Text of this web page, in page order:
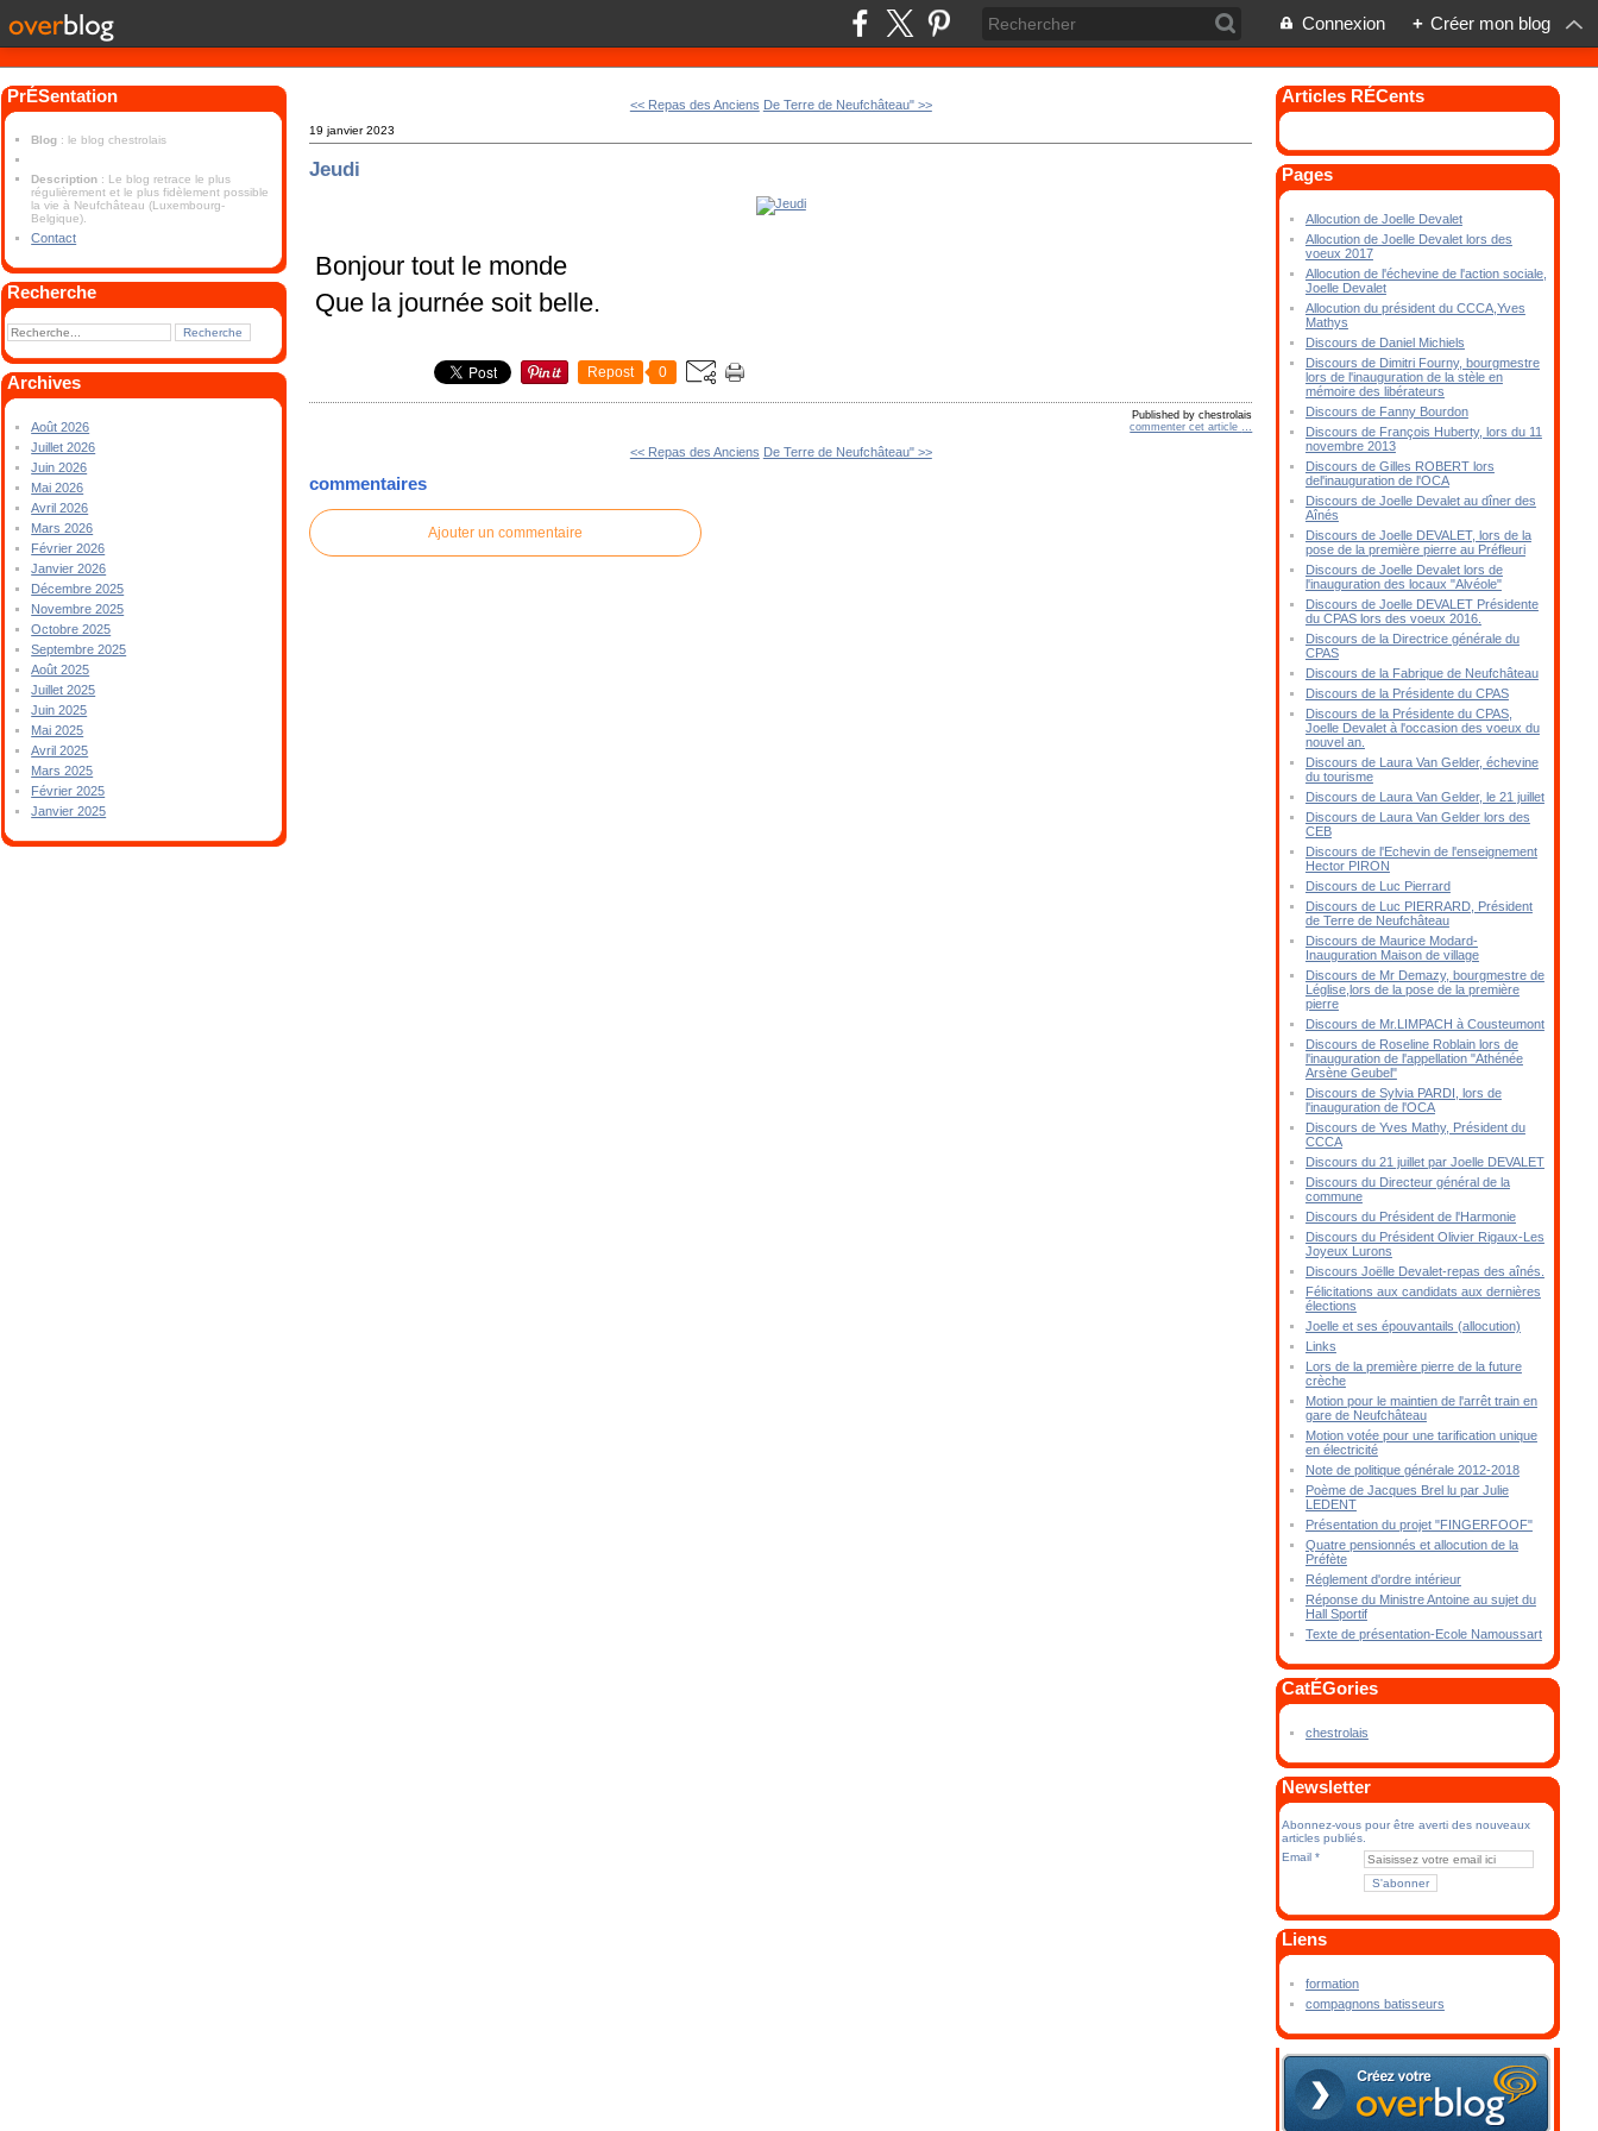
Connexion + Créer mon blog
PrÉSentation
Blog : le blog chestrolais
Description : Le blog retrace le plus
régulièrement et le plus fidèlement possible
la vie à Neufchâteau (Luxembourg-
Belgique).
Contact
Recherche
Archives
Août 2026
Juillet 2026
Juin 2026
Mai 2026
Avril 2026
Mars 2026
Février 2026
Janvier 2026
Décembre 2025
Novembre 2025
Octobre 2025
Septembre 2025
Août 2025
Juillet 2025
Juin 2025
Mai 2025
Avril 2025
Mars 2025
Février 2025
Janvier 2025
<< Repas des Anciens De Terre de Neufchâteau" >>
19 janvier 2023
Jeudi
Bonjour tout le monde
Que la journée soit belle.
Repost 0
Published by chestrolais
commenter cet article
<< Repas des Anciens De Terre de Neufchâteau" >>
commentaires
Ajouter un commentaire
Articles RÉCents
Pages
Allocution de Joelle Devalet
Allocution de Joelle Devalet lors des
voeux 2017
Allocution de l'échevine de l'action sociale,
Joelle Devalet
Allocution du président du CCCA,Yves
Mathys
Discours de Daniel Michiels
Discours de Dimitri Fourny, bourgmestre
lors de l'inauguration de la stèle en
mémoire des libérateurs
Discours de Fanny Bourdon
Discours de François Huberty, lors du 11
novembre 2013
Discours de Gilles ROBERT lors
del'inauguration de l'OCA
Discours de Joelle Devalet au dîner des
Aînés
Discours de Joelle DEVALET, lors de la
pose de la première pierre au Préfleuri
Discours de Joelle Devalet lors de
l'inauguration des locaux "Alvéole"
Discours de Joelle DEVALET Présidente
du CPAS lors des voeux 2016.
Discours de la Directrice générale du
CPAS
Discours de la Fabrique de Neufchâteau
Discours de la Présidente du CPAS
Discours de la Présidente du CPAS,
Joelle Devalet à l'occasion des voeux du
nouvel an.
Discours de Laura Van Gelder, échevine
du tourisme
Discours de Laura Van Gelder, le 21 juillet
Discours de Laura Van Gelder lors des
CEB
Discours de l'Echevin de l'enseignement
Hector PIRON
Discours de Luc Pierrard
Discours de Luc PIERRARD, Président
de Terre de Neufchâteau
Discours de Maurice Modard-
Inauguration Maison de village
Discours de Mr Demazy, bourgmestre de
Léglise,lors de la pose de la première
pierre
Discours de Mr.LIMPACH à Cousteumont
Discours de Roseline Roblain lors de
l'inauguration de l'appellation "Athénée
Arsène Geubel"
Discours de Sylvia PARDI, lors de
l'inauguration de l'OCA
Discours de Yves Mathy, Président du
CCCA
Discours du 21 juillet par Joelle DEVALET
Discours du Directeur général de la
commune
Discours du Président de l'Harmonie
Discours du Président Olivier Rigaux-Les
Joyeux Lurons
Discours Joëlle Devalet-repas des aînés.
Félicitations aux candidats aux dernières
élections
Joelle et ses épouvantails (allocution)
Links
Lors de la première pierre de la future
crèche
Motion pour le maintien de l'arrêt train en
gare de Neufchâteau
Motion votée pour une tarification unique
en électricité
Note de politique générale 2012-2018
Poème de Jacques Brel lu par Julie
LEDENT
Présentation du projet "FINGERFOOF"
Quatre pensionnés et allocution de la
Préfète
Réglement d'ordre intérieur
Réponse du Ministre Antoine au sujet du
Hall Sportif
Texte de présentation-Ecole Namoussart
CatÉGories
chestrolais
Newsletter
Abonnez-vous pour être averti des nouveaux
articles publiés.
Email
Liens
formation
compagnons batisseurs